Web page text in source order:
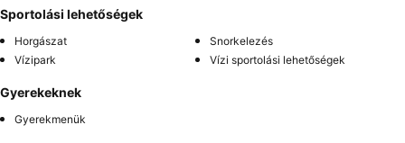
Sportolási lehetőségek
Horgászat
Snorkelezés
Vízipark
Vízi sportolási lehetőségek
Gyerekeknek
Gyerekmenük